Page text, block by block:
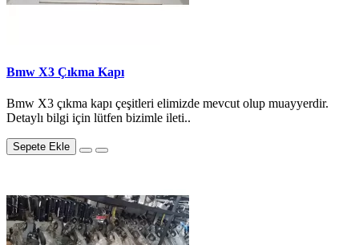
Bmw X3 Çıkma Kapı
Bmw X3 çıkma kapı çeşitleri elimizde mevcut olup muayyerdir.
Detaylı bilgi için lütfen bizimle ileti..
Sepete Ekle